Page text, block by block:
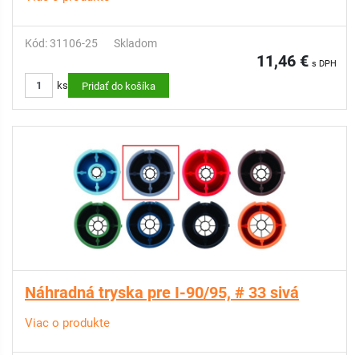
Kód: 31106-25 Skladom
11,46 € s DPH
ks Pridať do košíka
Náhradná tryska pre I-90/95, # 33 sivá
Viac o produkte